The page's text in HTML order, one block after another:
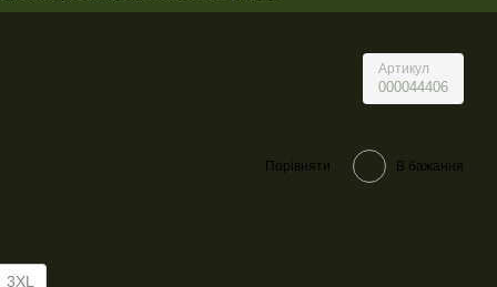
Артикул
000044406
Порівняти В бажання
3XL